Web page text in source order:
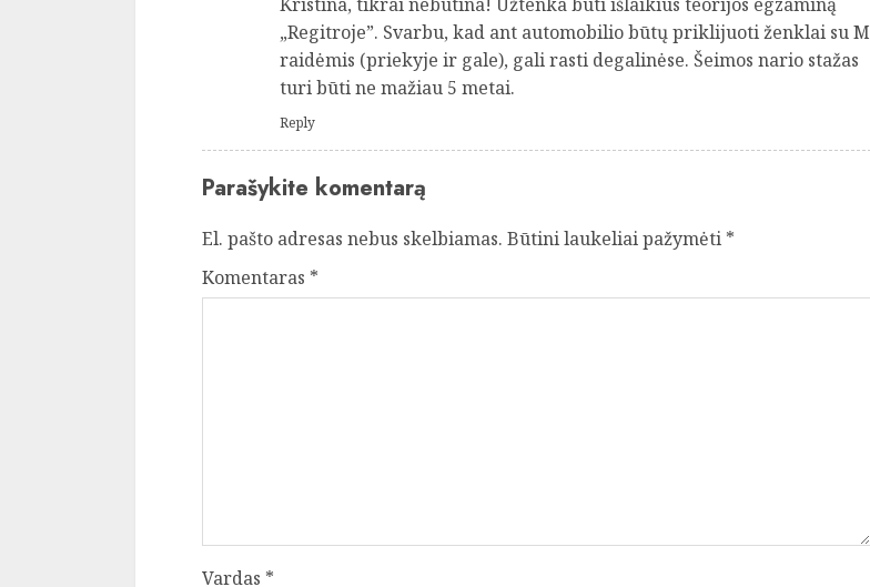
„Regitroje”. Svarbu, kad ant automobilio būtų priklijuoti ženklai su M
raidėmis (priekyje ir gale), gali rasti degalinėse. Šeimos nario stažas
turi būti ne mažiau 5 metai.
Reply
Parašykite komentarą
El. pašto adresas nebus skelbiamas. Būtini laukeliai pažymėti *
Komentaras *
Vardas *